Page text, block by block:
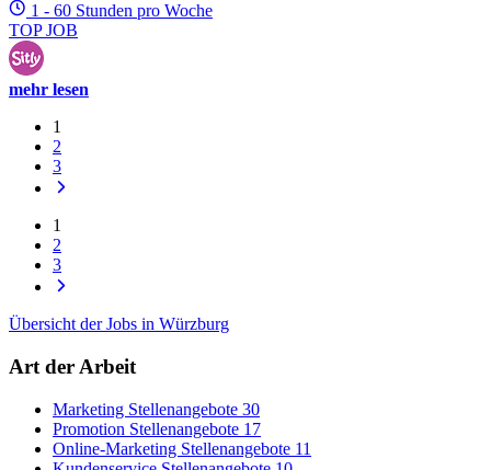
1 - 60 Stunden pro Woche
TOP JOB
mehr lesen
1
2
3
1
2
3
Übersicht der Jobs in Würzburg
Art der Arbeit
Marketing Stellenangebote 30
Promotion Stellenangebote 17
Online-Marketing Stellenangebote 11